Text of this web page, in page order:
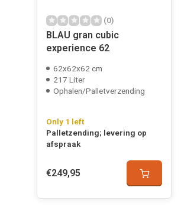
(0)
BLAU gran cubic
experience 62
62x62x62 cm
217 Liter
Ophalen/Palletverzending
Only 1 left
Palletzending; levering op
afspraak
€249,95